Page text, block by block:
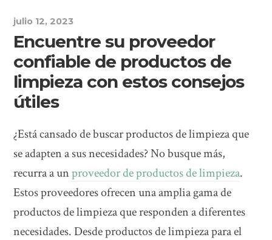
julio 12, 2023
Encuentre su proveedor
confiable de productos de
limpieza con estos consejos
útiles
¿Está cansado de buscar productos de limpieza que
se adapten a sus necesidades? No busque más,
recurra a unproveedor de productos de limpieza.
Estos proveedores ofrecen una amplia gama de
productos de limpieza que responden a diferentes
necesidades. Desde productos de limpieza para el